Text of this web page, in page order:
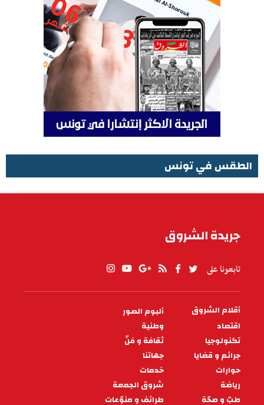
الطقس في تونس
جريدة الشروق
تابعونا على
PIED
DE
PAGE
أقلام الشروق
ألبوم الصور
اقتصاد
وطنية
تكنولوجيا
ثقافة و فنّ
جرائم و قضايا
جهاتنا
حوارات
خدمات
رياضة
شروق الجمعة
طبّ و صحّة
طرائف و منوّعات